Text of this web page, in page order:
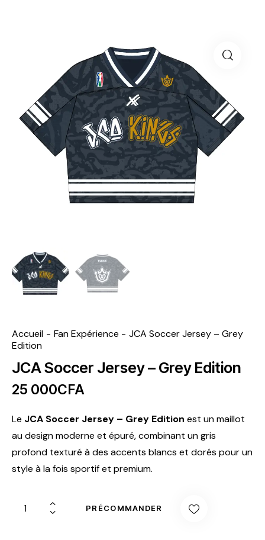
Accueil ​Fan Expérience
JCA Soccer Jersey – Grey
Edition
JCA Soccer Jersey – Grey Edition
25 000CFA
Le JCA Soccer Jersey – Grey Edition est un maillot
au design moderne et épuré, combinant un gris
profond texturé à des accents blancs et dorés pour un
style à la fois sportif et premium.
PRÉCOMMANDER